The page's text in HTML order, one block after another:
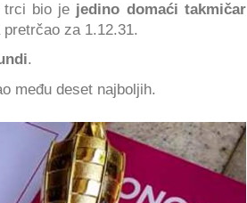
trci bio je jedino domaći takmičar
za 1.12.31.
.
među deset najboljih.